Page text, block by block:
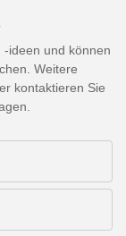
ideen und können
Weitere
kontaktieren Sie